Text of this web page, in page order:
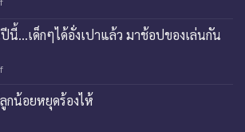
ส์
แนะ
ล่า
ปลด
น้ำ
รู
บิค
เล่น
พัฒนาการ
นี้…เด็กๆได้อั่งเปาแล้ว มาช้อปของเล่นกัน
on
ตรุษ
จีน
กน้อยหยุดร้องไห้